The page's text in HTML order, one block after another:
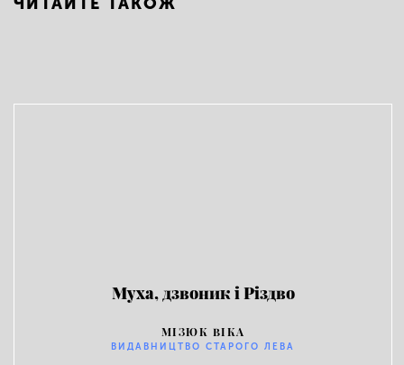
Муха, дзвоник і Різдво
МІЗЮК ВІКА
ВИДАВНИЦТВО СТАРОГО ЛЕВА